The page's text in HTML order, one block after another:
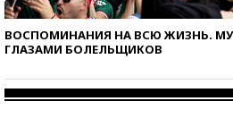
ВОСПОМИНАНИЯ НА ВСЮ ЖИЗНЬ.
ГЛАЗАМИ БОЛЕЛЬЩИКОВ